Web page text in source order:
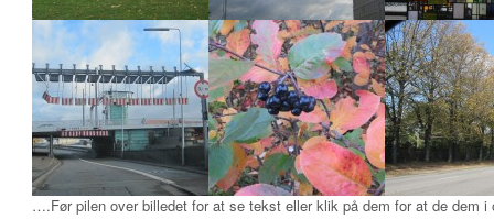
….Før pilen over billedet for at se tekst eller klik på dem for at de dem i